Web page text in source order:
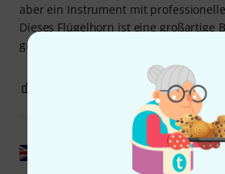
aber ein Instrument mit
Dieses Flügelhorn ist eine großartige
großartiges Spiel, der Rest liegt bei
BEWERTUNG MELDEN
Original zeigen